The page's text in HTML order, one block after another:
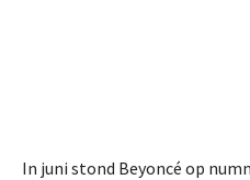
In juni stond Beyoncé op